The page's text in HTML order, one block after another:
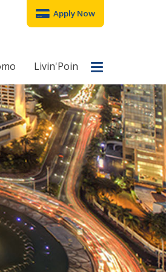
Apply Now
Livin'Poin